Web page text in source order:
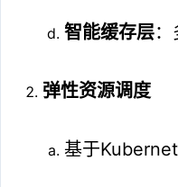
智能缓存层
弹性资源调度
基于